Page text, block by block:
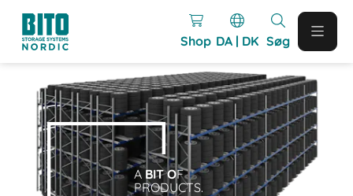
Shop DA | DK Søg
ABIT OF
PRODUCTS.